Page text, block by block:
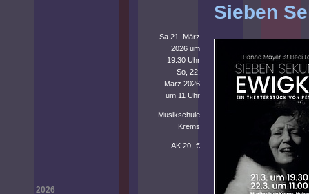
2026
Sieben
Sa 21. März
2026 um
19.30 Uhr
So, 22.
März 2026
um 11 Uhr
Musikschule
Krems
AK 20,-€